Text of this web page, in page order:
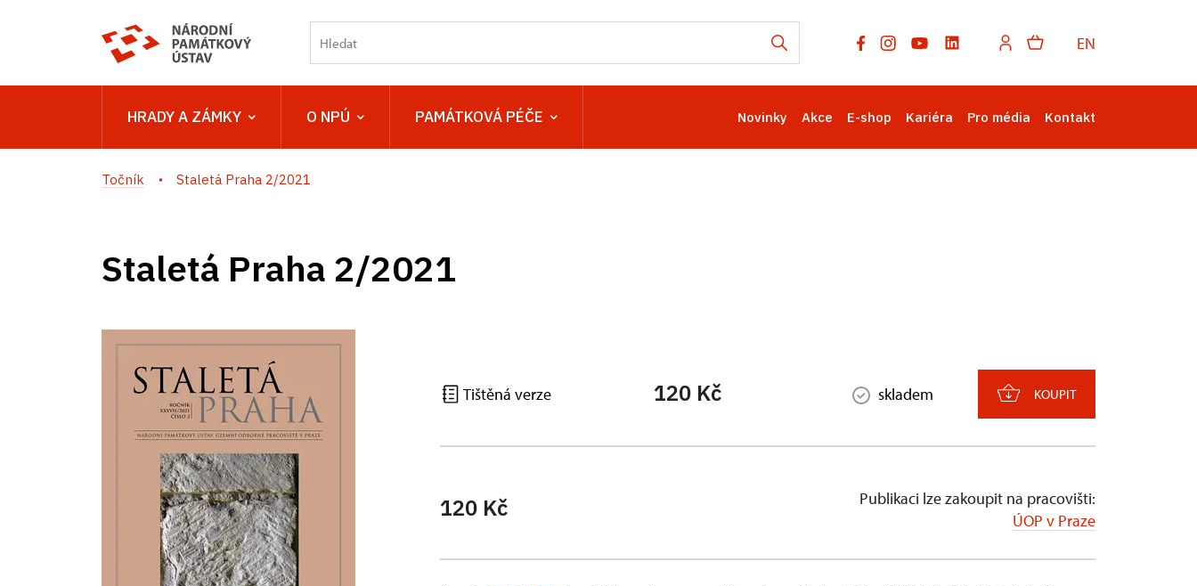
EN
HRADY A ZÁMKY O NPÚ PAMÁTKOVÁ PÉČE Novinky Akce E-shop Kariéra Pro média Kontakt
Točník Staletá Praha 2/2021
Staletá Praha 2/2021
Tištěná verze 120 Kč skladem KOUPIT
120 Kč
Publikaci lze zakoupit na pracovišti:
ÚOP v Praze